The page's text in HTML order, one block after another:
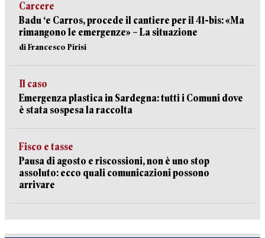
Carcere
Badu ‘e Carros, procede il cantiere per il 41-bis: «Ma
rimangono le emergenze» – La situazione
di Francesco Pirisi
Il caso
Emergenza plastica in Sardegna: tutti i Comuni dove
è stata sospesa la raccolta
Fisco e tasse
Pausa di agosto e riscossioni, non è uno stop
assoluto: ecco quali comunicazioni possono
arrivare